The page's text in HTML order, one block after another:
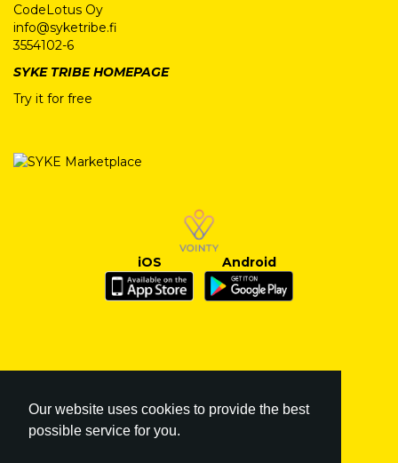
Our website uses cookies to provide the best
possible service for you.
CodeLotus Oy
info@syketribe.fi
3554102-6
SYKE TRIBE HOMEPAGE
Try it for free
iOS Android